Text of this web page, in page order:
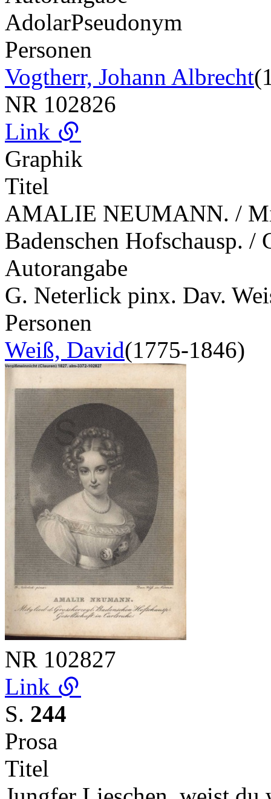
AdolarPseudonym
Personen
Vogtherr, Johann Albrecht
NR 102826
Link
Graphik
Titel
AMALIE NEUMANN. /
Badenschen Hofschausp. /
Autorangabe
G. Neterlick pinx. Dav.
Personen
Weiß, David(1775-1846)
NR 102827
Link
S. 244
Prosa
Titel